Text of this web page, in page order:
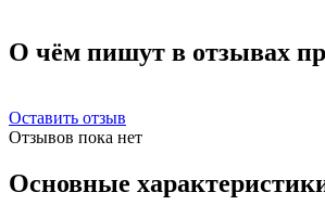
О чём пишут в отзывах
Оставить отзыв
Отзывов пока нет
Основные